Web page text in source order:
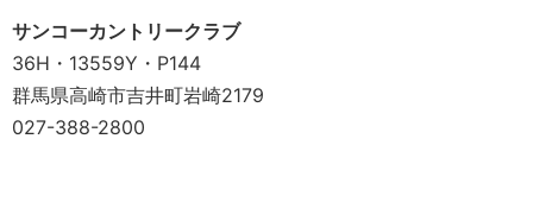
サンコーカントリークラブ
36H・13559Y・P144
群馬県高崎市吉井町岩崎2179
027-388-2800